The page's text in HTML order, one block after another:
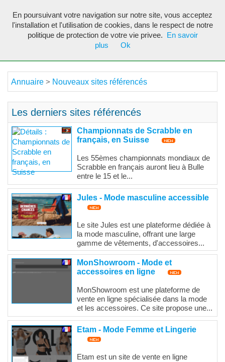
Annuaire > Nouveaux sites référencés
Les derniers sites référencés
Championnats de Scrabble en
français, en Suisse
Les 55èmes championnats mondiaux de
Scrabble en français auront lieu à Bulle
entre le 15 et le...
Jules - Mode masculine accessible
Le site Jules est une plateforme dédiée à
la mode masculine, offrant une large
gamme de vêtements, d'accessoires...
MonShowroom - Mode et
accessoires en ligne
MonShowroom est une plateforme de
vente en ligne spécialisée dans la mode
et les accessoires. Ce site propose une...
Etam - Mode Femme et Lingerie
Etam est un site de vente en ligne
En poursuivant votre navigation sur notre site, vous acceptez
l'installation et l'utilisation de cookies, dans le respect de notre
politique de protection de votre vie privee.
En savoir
plus
Ok